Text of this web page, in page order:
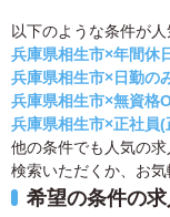
以下のような条件が人
兵庫県相生市×年間休
兵庫県相生市×日勤の
兵庫県相生市×無資格
兵庫県相生市×正社員(
他の条件でも人気の
検索いただくか、お気
希望の条件の